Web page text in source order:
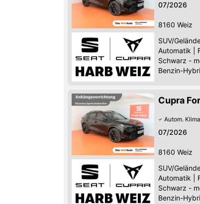
07/2026
8160 Weiz
SUV/
Automatik
Schwarz -
Benzin-
Cupra
Autom.
07/2026
8160 Weiz
SUV/
Automatik
Schwarz -
Benzin-